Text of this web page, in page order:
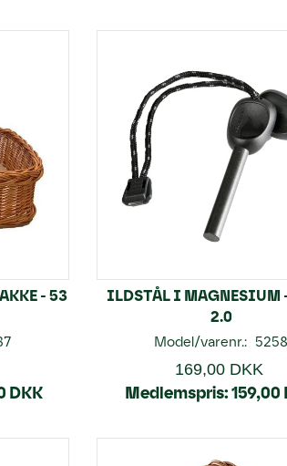
- 53
DKK
ILDSTÅL I MAGNESIUM
2.0
Model/varenr.:
169,00 DKK
Medlemspris:159,00